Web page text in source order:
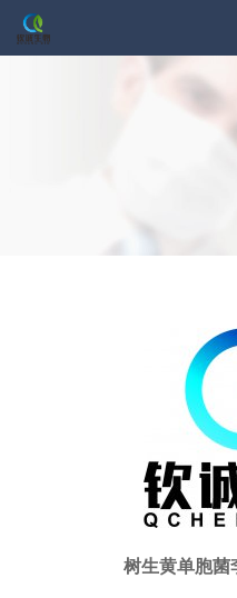
树生黄单胞菌